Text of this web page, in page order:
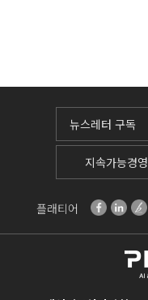
뉴스레터 구독
지속가능경영
플래티어